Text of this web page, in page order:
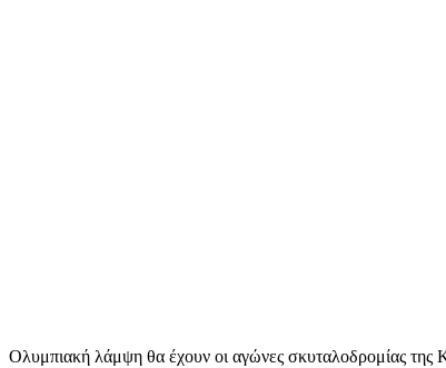
Ολυμπιακή λάμψη θα έχουν οι αγώνες σκυταλοδρομίας της